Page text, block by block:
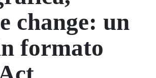
change: un
formato